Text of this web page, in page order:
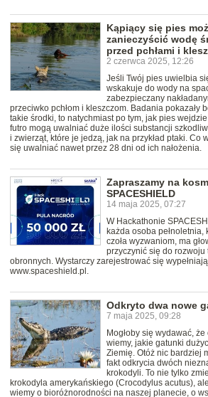
Kąpiący się pies
zanieczyścić wodę
przed pchłami i
2 czerwca 2025, 12:26
Jeśli Twój pies uwielbia
wskakuje do wody na
zabezpieczany
przeciwko pchłom i kleszczom. Badania pokazały
takie środki, to natychmiast po tym, jak pies
futro mogą uwalniać duże ilości substancji
i zwierząt, które je jedzą, jak na przykład ptaki. Co
się uwalniać nawet przez 28 dni od ich nałożenia.
Zapraszamy na
SPACESHIELD
14 maja 2025, 07:27
W Hackathonie
każda osoba
czoła wyzwaniom, ma
przyczynić się do
obronnych. Wystarczy zarejestrować się
www.spaceshield.pl.
Odkryto dwa nowe
7 maja 2025, 09:28
Mogłoby się wydawać,
wiemy, jakie gatunki
Ziemię. Otóż nic bardziej
fakt odkrycia dwóch
krokodyli. To nie tylko
krokodyla amerykańskiego (Crocodylus acutus),
wiemy o bioróżnorodności na naszej planecie, o